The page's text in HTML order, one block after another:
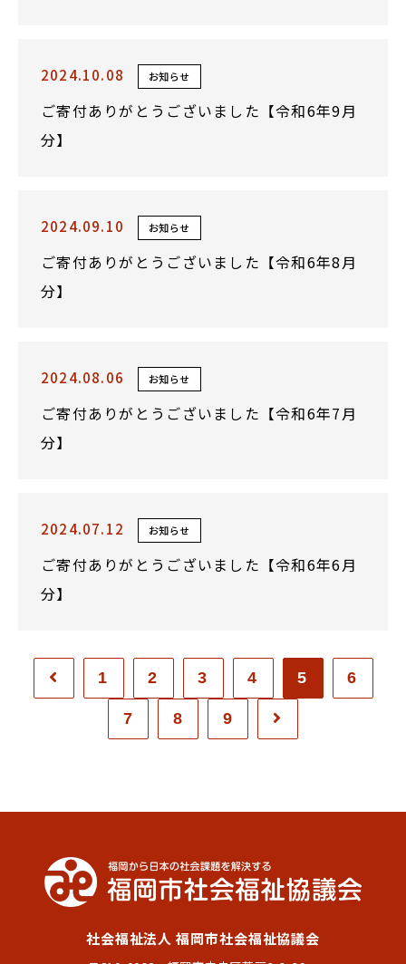
2024.10.08 お知らせ
ご寄付ありがとうございました【令和6年9月
分】
2024.09.10 お知らせ
ご寄付ありがとうございました【令和6年8月
分】
2024.08.06 お知らせ
ご寄付ありがとうございました【令和6年7月
分】
2024.07.12 お知らせ
ご寄付ありがとうございました【令和6年6月
分】
1 2 3 4 5 6
7 8 9
社会福祉法人 福岡市社会福祉協議会